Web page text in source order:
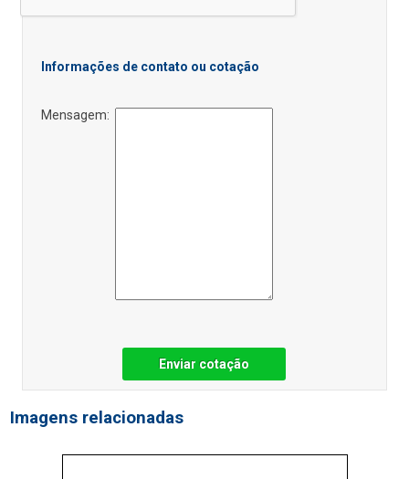
Informações de contato ou cotação
Mensagem:
Enviar cotação
Imagens relacionadas